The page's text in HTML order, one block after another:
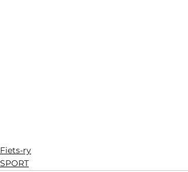
Fiets-ry
SPORT